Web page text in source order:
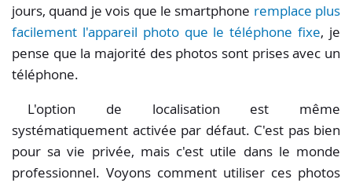
jours, quand je vois que le smartphone remplace plus
facilement l'appareil photo que le téléphone fixe, je
pense que la majorité des photos sont prises avec un
téléphone.
L'option de localisation est même
systématiquement activée par défaut. C'est pas bien
pour sa vie privée, mais c'est utile dans le monde
professionnel. Voyons comment utiliser ces photos